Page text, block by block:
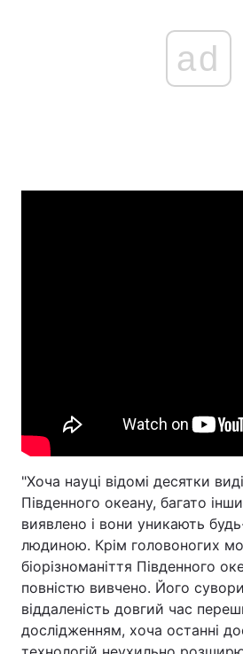
ad
"Хоча науці відомі десятки
Південного океану, багато
виявлено і вони уникають
людиною. Крім головоногих
біорізноманіття Південного
повністю вивчено. Його
віддаленість довгий час
дослідженням, хоча останні